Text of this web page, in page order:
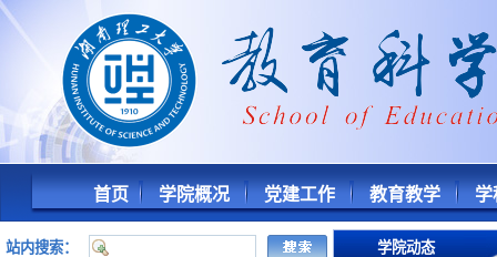
首页 学院概况 党建工作 教育教学
站内搜索： 学院动态